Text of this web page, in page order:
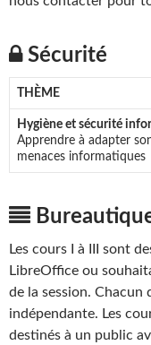
Sécurité
THÈME
Hygiène et sécurité
Apprendre à adapter
menaces informatiques
Les cours I à III sont
LibreOffice ou
de la session. Chacun
indépendante. Les
destinés à un public